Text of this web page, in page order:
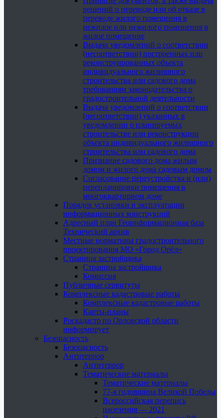
решений о переводе или об отказе в
переводе жилого помещения в
нежилое или нежилого помещения в
жилое помещение
Выдача уведомлений о соответствии
(несоответствии) построенных или
реконструированных объекта
индивидуального жилищного
строительства или садового дома
требованиям законодательства о
градостроительной деятельности
Выдача уведомлений о соответствии
(несоответствии) указанных в
уведомлении о планируемых
строительстве или реконструкции
объекта индивидуального жилищного
строительства или садового дома
Признание садового дома жилым
домом и жилого дома садовым домом
Согласование переустройства и (или)
перепланировки помещения в
многоквартирном доме
Порядок установки и эксплуатации
информационных конструкций
Адресный план Геоинформационная база
Технический архив
Местные нормативы градостроительного
проектирования МО «Город Орёл»
Страница застройщика
Страница застройщика
Комиссия
Публичные сервитуты
Комплексные кадастровые работы
Комплексные кадастровые работы
Карты-планы
Роскадастр по Орловской области
информирует
Безопасность
Безопасность
Антитеррор
Антитеррор
Тематические материалы
Тематические материалы
77-я годовщина Великой Победы
Всероссийская перепись
населения — 2021